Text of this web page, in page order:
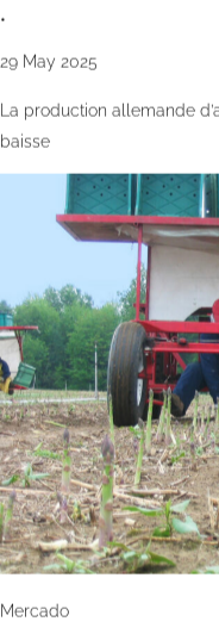
•
29 May 2025
La production allemande
baisse
Mercado